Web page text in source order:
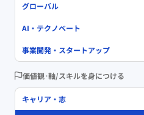
グローバル
AI・テクノベート
事業開発・スタートアップ
価値観･軸/スキルを身につける
キャリア・志